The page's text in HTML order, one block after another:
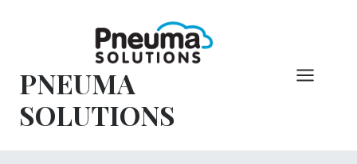
conteúdo
PNEUMA
SOLUTIONS